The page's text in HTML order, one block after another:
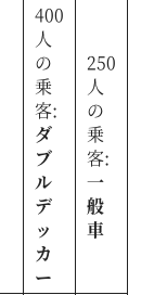
400
人
の
乗
客:
ダ
ブ
ル
デ
ッ
カ
ー
250
人
の
乗
客:
一
般
車